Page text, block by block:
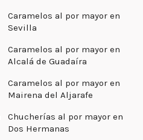
Caramelos al por mayor en
Sevilla
Caramelos al por mayor en
Alcalá de Guadaíra
Caramelos al por mayor en
Mairena del Aljarafe
Chucherías al por mayor en
Dos Hermanas